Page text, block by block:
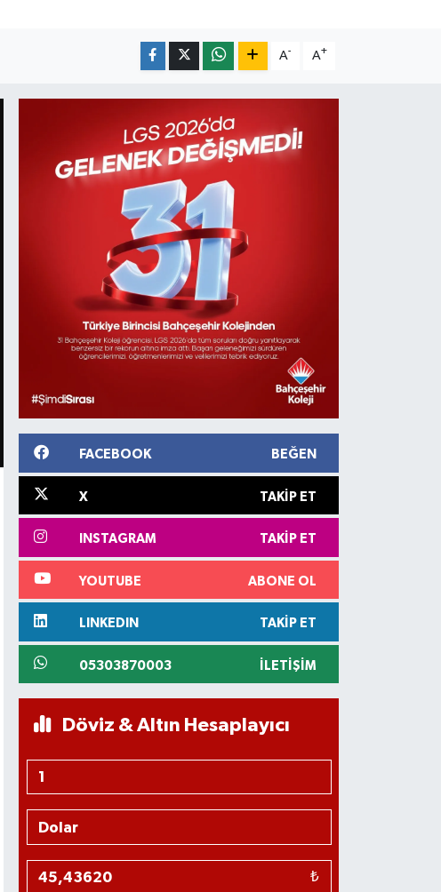
A- A+
FACEBOOK BEĞEN
X TAKIP ET
INSTAGRAM TAKIP ET
YOUTUBE ABONE OL
LINKEDIN TAKIP ET
05303870003 İLETIŞIM
Döviz & Altın Hesaplayıcı
₺